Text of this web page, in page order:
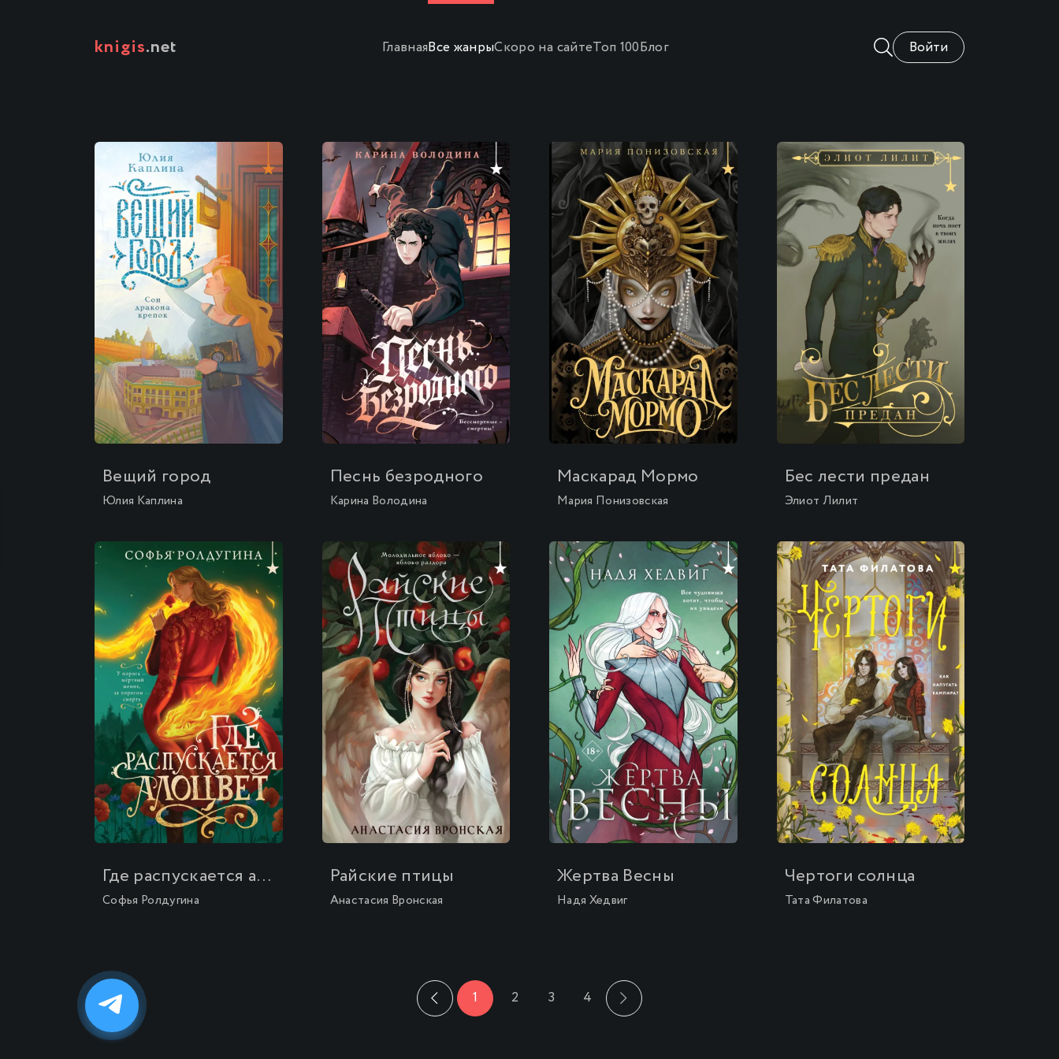
knigis.net ГлавнаяВсе жанрыСкоро на сайтеТоп 100Блог Войти
\
Вещий город
Юлия Каплина
\
Песнь безродного
Карина Володина
Маскарад Мормо
Мария Понизовская
Бес лести предан
Элиот Лилит
\
Где распускается алоцвет
Софья Ролдугина
\
Райские птицы
Анастасия Вронская
\
Жертва Весны
Надя Хедвиг
\
Чертоги солнца
Тата Филатова
1 2 3 4